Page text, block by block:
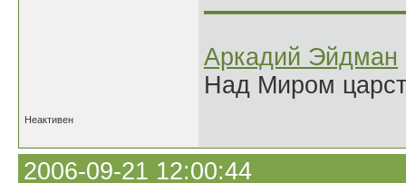
Аркадий Эйдман
Над Миром
Неактивен
2006-09-21 12:00:44